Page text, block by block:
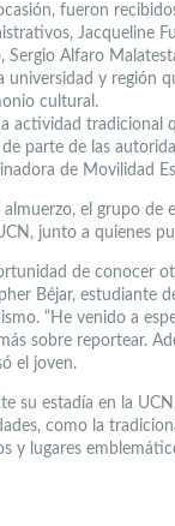
fueron
Jacqueline
Sergio Alfaro
universidad y región
cultural.
actividad tradicional
parte de las
de Movilidad
almuerzo, el grupo
junto a quienes
de conocer
Béjar, estudiante
“He venido a
sobre reportear.
el joven.
su estadía en la
como la
y lugares